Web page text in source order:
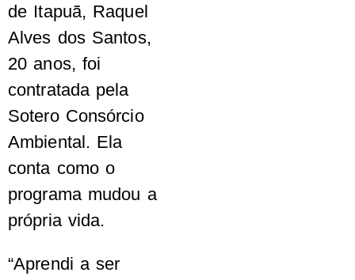
de Itapuã, Raquel
Alves dos Santos,
20 anos, foi
contratada pela
Sotero Consórcio
Ambiental. Ela
conta como o
programa mudou a
própria vida.
“Aprendi a ser